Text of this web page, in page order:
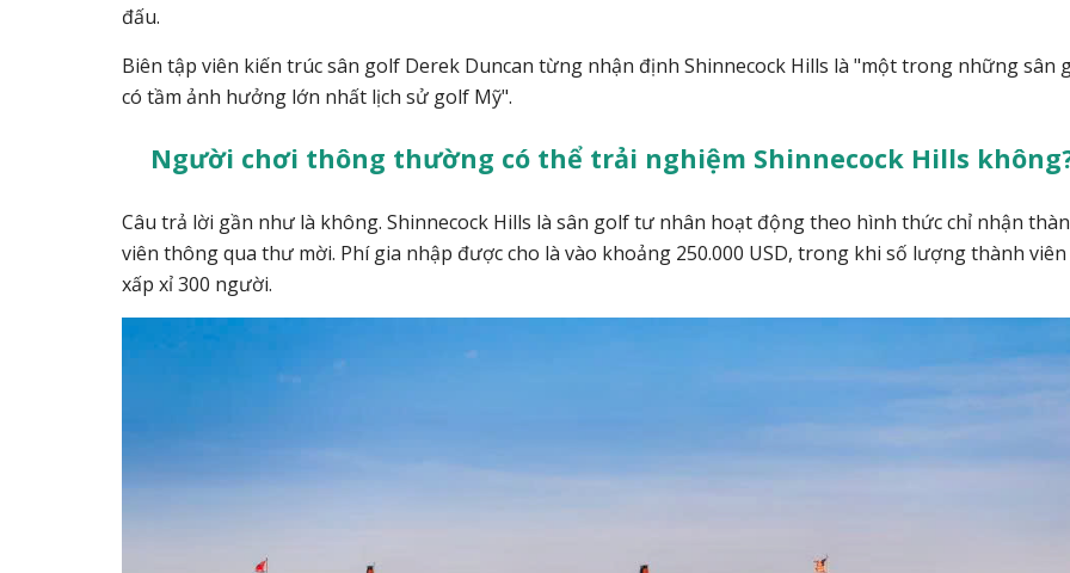
đấu.
Biên tập viên kiến trúc sân golf Derek Duncan từng nhận định Shinnecock Hills là "một trong những sân
có tầm ảnh hưởng lớn nhất lịch sử golf Mỹ".
Người chơi thông thường có thể trải nghiệm Shinnecock Hills
Câu trả lời gần như là không. Shinnecock Hills là sân golf tư nhân hoạt động theo hình thức chỉ nhận
viên thông qua thư mời. Phí gia nhập được cho là vào khoảng 250.000 USD, trong khi số lượng thành viên
xấp xỉ 300 người.